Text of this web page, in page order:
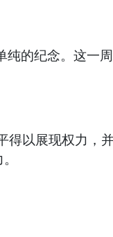
的纪念。这一
以展现权力，